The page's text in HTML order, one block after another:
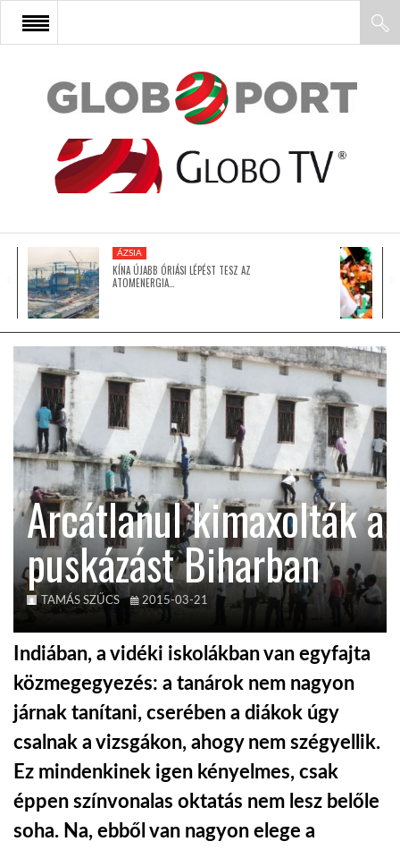
FŐOLDAL
AFRIKA
ÁZSIA
LATIN-AMERIKA
KÖZEL-KELET
AUSZTRÁLIA
A VILÁG ITTHON
MÉDIA
HÍR3D
TROPICALMAGAZIN
ÁZSIA
KÍNA ÚJABB ÓRIÁSI LÉPÉST TESZ AZ
ATOMENERGIA…
Arcátlanul kimaxolták a
puskázást Biharban
TAMÁS SZŰCS 2015-03-21
Indiában, a vidéki iskolákban van egyfajta
közmegegyezés: a tanárok nem nagyon
járnak tanítani, cserében a diákok úgy
csalnak a vizsgákon, ahogy nem szégyellik.
Ez mindenkinek igen kényelmes, csak
éppen színvonalas oktatás nem lesz belőle
soha. Na, ebből van nagyon elege a